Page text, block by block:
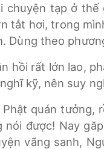
chuyện tạp ở
tắt hơi, trong
Dùng theo
hồi rất lớn lao,
kỹ, nên suy
quán tưởng,
nói được! Nay
vãng sanh,